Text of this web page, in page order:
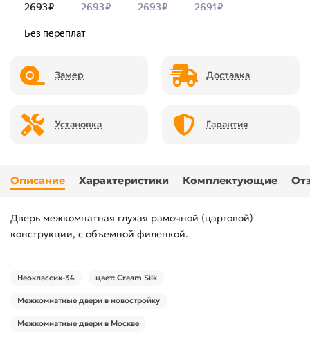
Замер Доставка
Установка Гарантия
Описание Характеристики Комплектующие
Дверь межкомнатная глухая рамочной (царговой)
конструкции, с объемной филенкой.
Неоклассик-34 цвет: Cream Silk
Межкомнатные двери в новостройку
Межкомнатные двери в Москве